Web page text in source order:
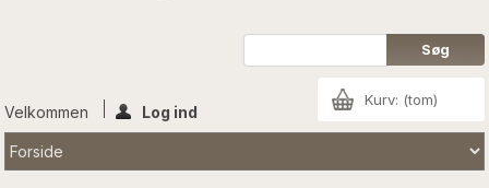
Kurv: (tom)
Velkommen Log ind